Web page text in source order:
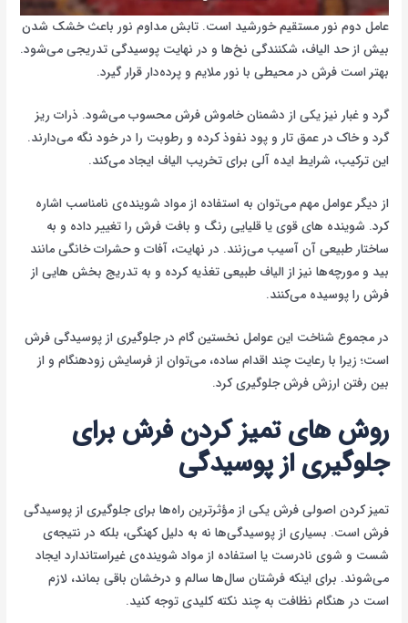
عامل دوم نور مستقیم خورشید است. تابش مداوم نور باعث خشک شدن
بیش از حد الیاف، شکنندگی نخ‌ها و در نهایت پوسیدگی تدریجی می‌شود.
بهتر است فرش در محیطی با نور ملایم و پرده‌دار قرار گیرد.
گرد و غبار نیز یکی از دشمنان خاموش فرش محسوب می‌شود. ذرات ریز
گرد و خاک در عمق تار و پود نفوذ کرده و رطوبت را در خود نگه می‌دارند.
این ترکیب، شرایط ایده آلی برای تخریب الیاف ایجاد می‌کند.
از دیگر عوامل مهم می‌توان به استفاده از مواد شوینده‌ی نامناسب اشاره
کرد. شوینده های قوی یا قلیایی رنگ و بافت فرش را تغییر داده و به
ساختار طبیعی آن آسیب می‌زنند. در نهایت، آفات و حشرات خانگی مانند
بید و مورچه‌ها نیز از الیاف طبیعی تغذیه کرده و به تدریج بخش هایی از
فرش را پوسیده می‌کنند.
در مجموع شناخت این عوامل نخستین گام در جلوگیری از پوسیدگی فرش
است؛ زیرا با رعایت چند اقدام ساده، می‌توان از فرسایش زودهنگام و از
بین رفتن ارزش فرش جلوگیری کرد.
روش های تمیز کردن فرش برای
جلوگیری از پوسیدگی
تمیز کردن اصولی فرش یکی از مؤثرترین راه‌ها برای جلوگیری از پوسیدگی
فرش است. بسیاری از پوسیدگی‌ها نه به دلیل کهنگی، بلکه در نتیجه‌ی
شست و شوی نادرست یا استفاده از مواد شوینده‌ی غیراستاندارد ایجاد
می‌شوند. برای اینکه فرشتان سال‌ها سالم و درخشان باقی بماند، لازم
است در هنگام نظافت به چند نکته کلیدی توجه کنید.